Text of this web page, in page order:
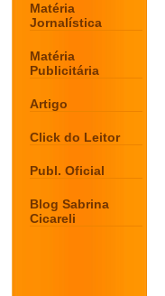
Matéria
Jornalística
Matéria
Publicitária
Artigo
Click do Leitor
Publ. Oficial
Blog Sabrina
Cicareli